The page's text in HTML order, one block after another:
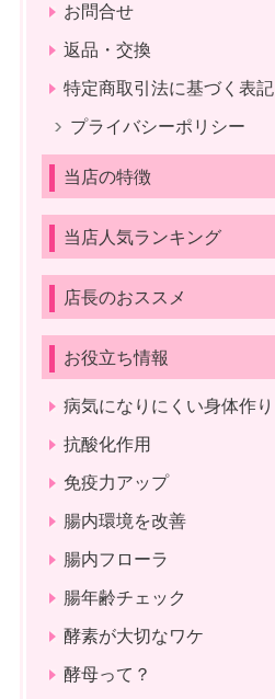
お問合せ
返品・交換
特定商取引法に基づく表記
プライバシーポリシー
当店の特徴
当店人気ランキング
店長のおススメ
お役立ち情報
病気になりにくい身体作り
抗酸化作用
免疫力アップ
腸内環境を改善
腸内フローラ
腸年齢チェック
酵素が大切なワケ
酵母って？